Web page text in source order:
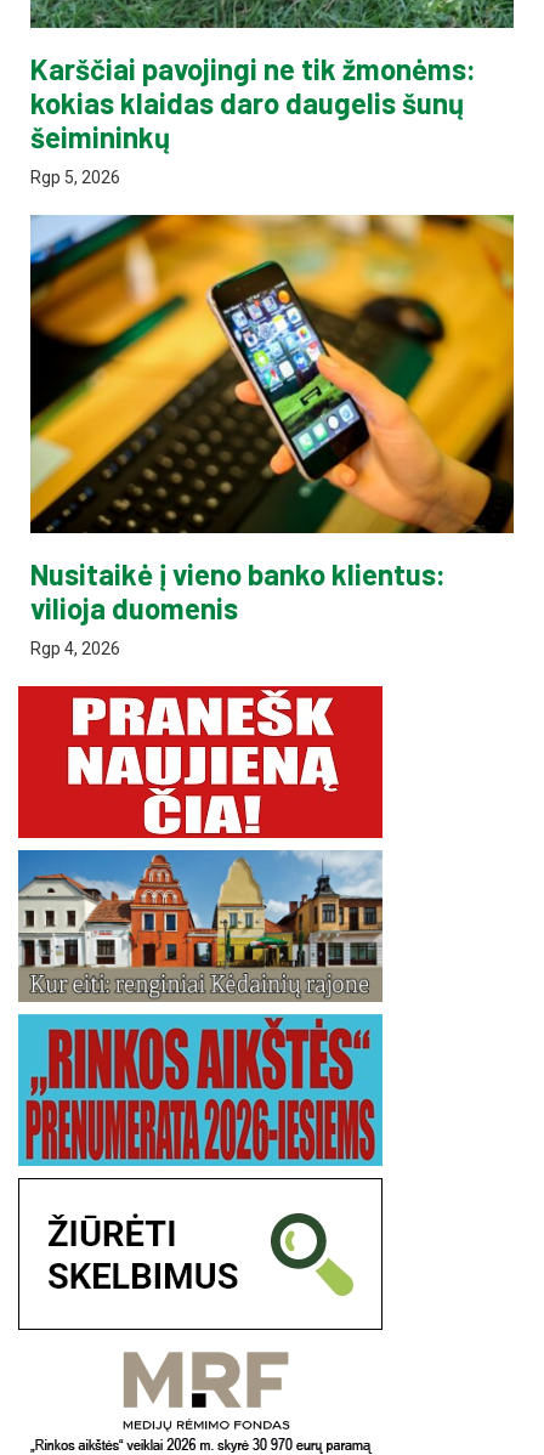
Karščiai pavojingi ne tik žmonėms:
kokias klaidas daro daugelis šunų
šeimininkų
Rgp 5, 2026
Nusitaikė į vieno banko klientus:
vilioja duomenis
Rgp 4, 2026